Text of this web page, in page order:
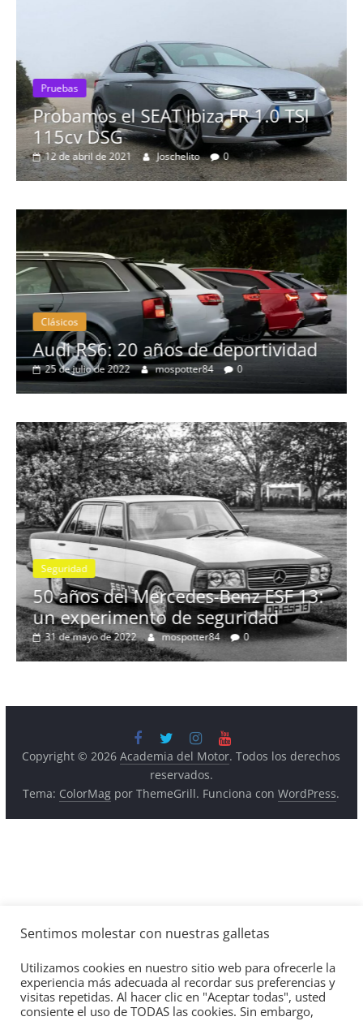
Pruebas
Probamos el SEAT Ibiza FR 1.0 TSI
115cv DSG
12 de abril de 2021 Joschelito 0
Clásicos
Audi RS6: 20 años de deportividad
25 de julio de 2022 mospotter84 0
Seguridad
50 años del Mercedes-Benz ESF 13:
un experimento de seguridad
31 de mayo de 2022 mospotter84 0
Copyright © 2026Academia del Motor. Todos los derechos
reservados.
Tema: ColorMag por ThemeGrill. Funciona conWordPress.
Sentimos molestar con nuestras galletas
Utilizamos cookies en nuestro sitio web para ofrecerle la
experiencia más adecuada al recordar sus preferencias y
visitas repetidas. Al hacer clic en "Aceptar todas", usted
consiente el uso de TODAS las cookies. Sin embargo,